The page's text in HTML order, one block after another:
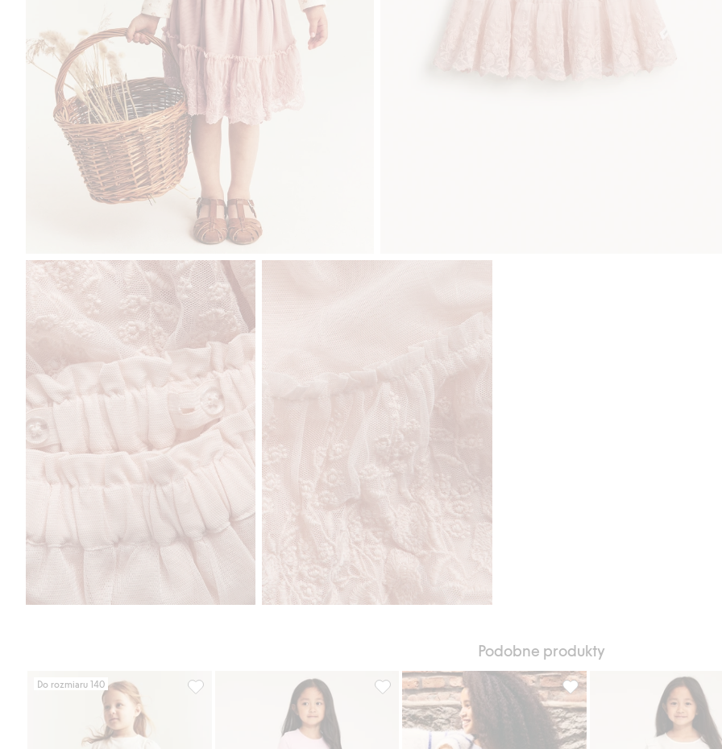
Podobne produkty
Do rozmiaru 140
Haftowana sukienka z siateczki, Dodaj do listy ulubioneKwiecista spódnica z falbankami, Dodaj do listy ulubione
Krótka spódnica z